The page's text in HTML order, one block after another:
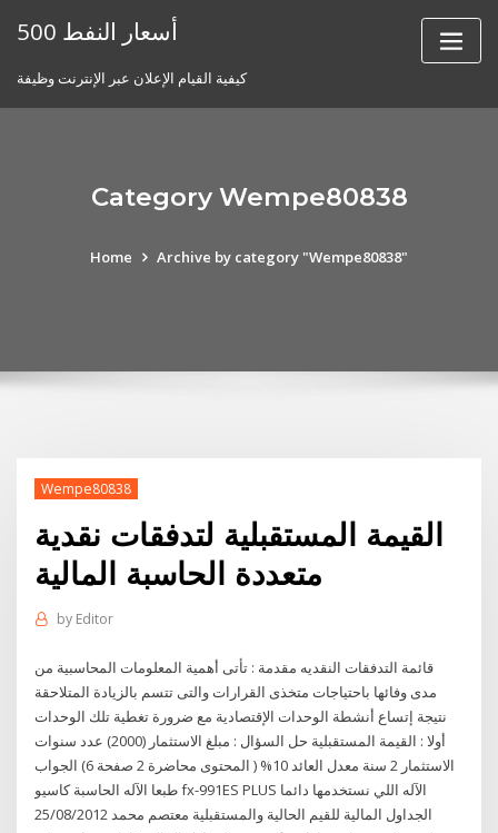
أسعار النفط 500
كيفية القيام الإعلان عبر الإنترنت وظيفة
Category Wempe80838
Home Archive by category "Wempe80838"
Wempe80838
القيمة المستقبلية لتدفقات نقدية
متعددة الحاسبة المالية
by Editor
قائمة التدفقات النقديه مقدمة : تأتى أهمية المعلومات المحاسبية من
مدى وفائها باحتياجات متخذى القرارات والتى تتسم بالزيادة المتلاحقة
نتيجة إتساع أنشطة الوحدات الإقتصادية مع ضرورة تغطية تلك الوحدات
أولا : القيمة المستقبلية حل السؤال : مبلغ الاستثمار (2000) عدد سنوات
الاستثمار 2 سنة معدل العائد 10% ( المحتوى محاضرة 2 صفحة 6) الجواب
طبعا الآله الحاسبة كاسيو fx-991ES PLUS الآله اللي نستخدمها دائما
الجداول المالية للقيم الحالية والمستقبلية معتصم محمد 25/08/2012